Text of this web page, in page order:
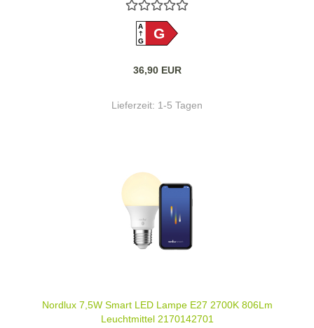
A
GG
36,90 EUR
Lieferzeit: 1-5 Tagen
Nordlux 7,5W Smart LED Lampe E27 2700K 806Lm
Leuchtmittel 2170142701